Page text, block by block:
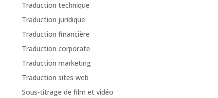
Traduction technique
Traduction juridique
Traduction financière
Traduction corporate
Traduction marketing
Traduction sites web
Sous-titrage de film et vidéo